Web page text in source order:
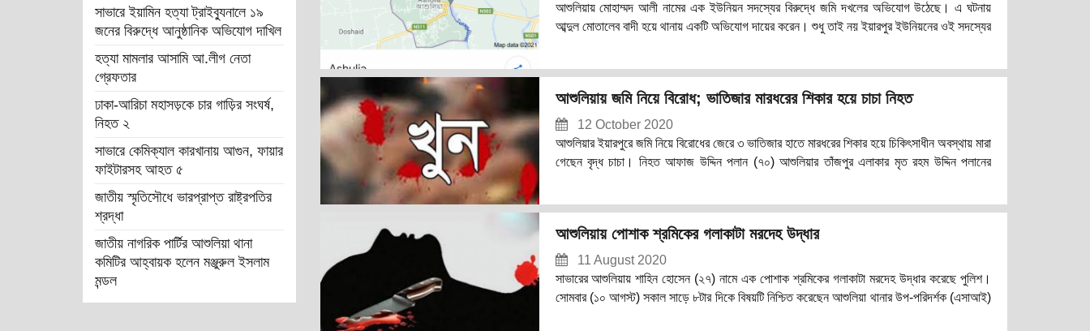
সাভারে ইয়ামিন হত্যা ট্রাইব্যুনালে ১৯
জনের বিরুদ্ধে আনুষ্ঠানিক অভিযোগ দাখিল
হত্যা মামলার আসামি আ.লীগ নেতা
গ্রেফতার
ঢাকা-আরিচা মহাসড়কে চার গাড়ির সংঘর্ষ,
নিহত ২
সাভারে কেমিক্যাল কারখানায় আগুন, ফায়ার
ফাইটারসহ আহত ৫
জাতীয় স্মৃতিসৌধে ভারপ্রাপ্ত রাষ্ট্রপতির
শ্রদ্ধা
জাতীয় নাগরিক পার্টির আশুলিয়া থানা
কমিটির আহ্বায়ক হলেন মঞ্জুরুল ইসলাম
মন্ডল
আশুলিয়ায় মোহাম্মদ আলী নামের এক ইউনিয়ন সদস্যের বিরুদ্ধে জমি দখলের অভিযোগ উঠেছে। এ ঘটনায়
আব্দুল মোতালেব বাদী হয়ে থানায় একটি অভিযোগ দায়ের করেন। শুধু তাই নয় ইয়ারপুর ইউনিয়নের ওই সদস্যের
পথের কথা বলেই পাচ শতাংশ জমির দখল কর
আশুলিয়ায় জমি নিয়ে বিরোধ; ভাতিজার মারধরের শিকার হয়ে চাচা নিহত
12 October 2020
আশুলিয়ার ইয়ারপুরে জমি নিয়ে বিরোধের জেরে ৩ ভাতিজার হাতে মারধরের শিকার হয়ে চিকিৎসাধীন অবস্থায় মারা
গেছেন বৃদ্ধ চাচা। নিহত আফাজ উদ্দিন পলান (৭০) আশুলিয়ার তাঁজপুর এলাকার মৃত রহম উদ্দিন পলানের
আশুলিয়ায় পোশাক শ্রমিকের গলাকাটা মরদেহ উদ্ধার
11 August 2020
সাভারের আশুলিয়ায় শাহিন হোসেন (২৭) নামে এক পোশাক শ্রমিকের গলাকাটা মরদেহ উদ্ধার করেছে পুলিশ।
সোমবার (১০ আগস্ট) সকাল সাড়ে ৮টার দিকে বিষয়টি নিশ্চিত করেছেন আশুলিয়া থানার উপ-পরিদর্শক (এসাআই)